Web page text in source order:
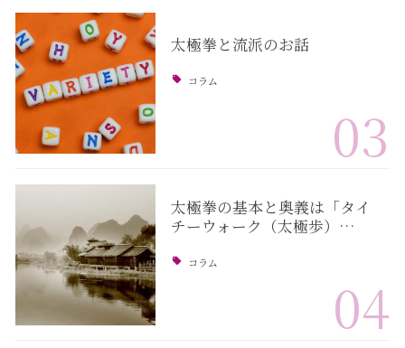
太極拳と流派のお話
コラム
03
太極拳の基本と奥義は「タイ
チーウォーク（太極歩）…
コラム
04